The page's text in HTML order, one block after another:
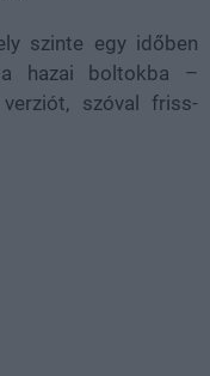
szinte egy időben
hazai boltokba –
szóval friss-